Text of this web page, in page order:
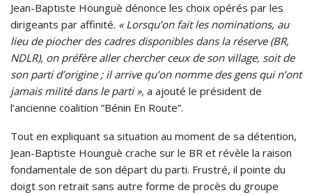
Jean-Baptiste Hounguè dénonce les choix opérés par les
dirigeants par affinité. « Lorsqu’on fait les nominations, au
lieu de piocher des cadres disponibles dans la réserve (BR,
NDLR), on préfère aller chercher ceux de son village, soit de
son parti d’origine ; il arrive qu’on nomme des gens qui n’ont
jamais milité dans le parti », a ajouté le président de
l’ancienne coalition ”Bénin En Route”.
Tout en expliquant sa situation au moment de sa détention,
Jean-Baptiste Hounguè crache sur le BR et révèle la raison
fondamentale de son départ du parti. Frustré, il pointe du
doigt son retrait sans autre forme de procès du groupe